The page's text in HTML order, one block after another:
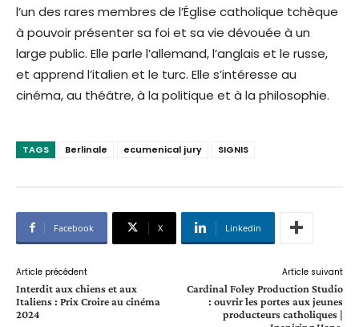
l’un des rares membres de l’Église catholique tchèque
à pouvoir présenter sa foi et sa vie dévouée à un
large public. Elle parle l’allemand, l’anglais et le russe,
et apprend l’italien et le turc. Elle s’intéresse au
cinéma, au théâtre, à la politique et à la philosophie.
TAGS Berlinale ecumenical jury SIGNIS
Facebook X Linkedin
Article précédent
Interdit aux chiens et aux
Italiens : Prix Croire au cinéma
2024
Article suivant
Cardinal Foley Production Studio
: ouvrir les portes aux jeunes
producteurs catholiques |